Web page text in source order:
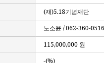
(재)5.18기념재단
노소윤 / 062-360-0516
115,000,000 원
-(%)